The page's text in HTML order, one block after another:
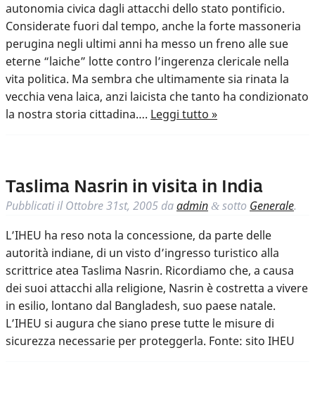
autonomia civica dagli attacchi dello stato pontificio.
Considerate fuori dal tempo, anche la forte massoneria
perugina negli ultimi anni ha messo un freno alle sue
eterne “laiche” lotte contro l’ingerenza clericale nella
vita politica. Ma sembra che ultimamente sia rinata la
vecchia vena laica, anzi laicista che tanto ha condizionato
la nostra storia cittadina…. Leggi tutto »
Taslima Nasrin in visita in India
Pubblicati ilOttobre 31st, 2005 daadmin & sotto Generale.
L’IHEU ha reso nota la concessione, da parte delle
autorità indiane, di un visto d’ingresso turistico alla
scrittrice atea Taslima Nasrin. Ricordiamo che, a causa
dei suoi attacchi alla religione, Nasrin è costretta a vivere
in esilio, lontano dal Bangladesh, suo paese natale.
L’IHEU si augura che siano prese tutte le misure di
sicurezza necessarie per proteggerla. Fonte: sito IHEU